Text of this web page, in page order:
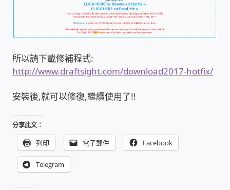
弱電工程-實績案例
插卡計費
監視器安裝維修-實績案例
自動控制PLC專案設計-實績案例
雲端儲值型電表
電子鎖安裝-實績案例
電腦資訊-實績案例
所以請下載修補程式:
http://www.draftsight.com/download2017-hotfix/
安裝後,就可以修復,繼續使用了!!
分享此文：
列印 電子郵件 Facebook
Telegram